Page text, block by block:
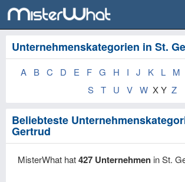
Unternehmenskategorien in St.
A B C D E F G H I J K L M
S T U V W X Y Z
Beliebteste
Gertrud
MisterWhat hat427 Unternehmen in St.